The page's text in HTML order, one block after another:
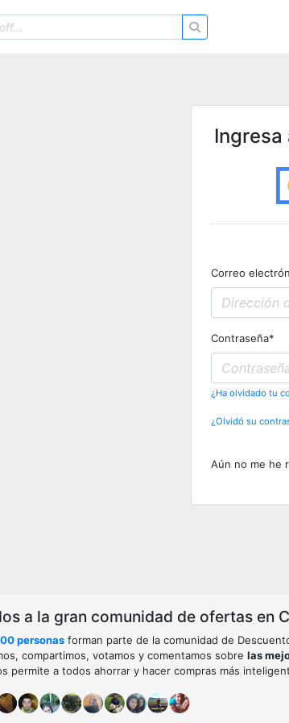
Correo
Contraseña*
¿Ha olvidado tu
¿Olvidó su
Aún no me he
a la gran comunidad de ofertas en
personas forman parte de la comunidad de
compartimos, votamos y comentamos sobre las
permite a todos ahorrar y hacer compras más